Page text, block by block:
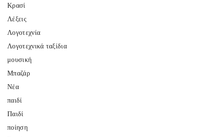
Κρασί
Λέξεις
Λογοτεχνία
Λογοτεχνικά ταξίδια
μουσική
Μπαζάρ
Νέα
παιδί
Παιδί
ποίηση